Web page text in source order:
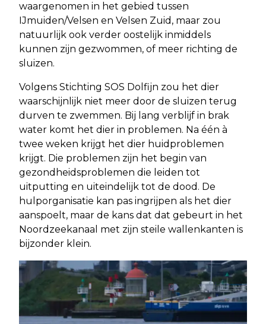
waargenomen in het gebied tussen
IJmuiden/Velsen en Velsen Zuid, maar zou
natuurlijk ook verder oostelijk inmiddels
kunnen zijn gezwommen, of meer richting de
sluizen.
Volgens Stichting SOS Dolfijn zou het dier
waarschijnlijk niet meer door de sluizen terug
durven te zwemmen. Bij lang verblijf in brak
water komt het dier in problemen. Na één à
twee weken krijgt het dier huidproblemen
krijgt. Die problemen zijn het begin van
gezondheidsproblemen die leiden tot
uitputting en uiteindelijk tot de dood. De
hulporganisatie kan pas ingrijpen als het dier
aanspoelt, maar de kans dat dat gebeurt in het
Noordzeekanaal met zijn steile wallenkanten is
bijzonder klein.